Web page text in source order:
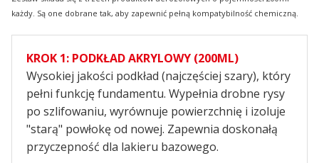
każdy. Są one dobrane tak, aby zapewnić pełną kompatybilność chemiczną.
KROK 1: PODKŁAD AKRYLOWY (200ML)
Wysokiej jakości podkład (najczęściej szary), który
pełni funkcję fundamentu. Wypełnia drobne rysy
po szlifowaniu, wyrównuje powierzchnię i izoluje
"starą" powłokę od nowej. Zapewnia doskonałą
przyczepność dla lakieru bazowego.